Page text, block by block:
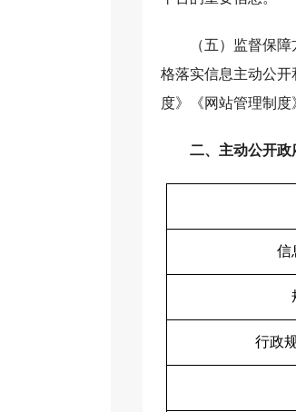
（五）监督保
格落实信息主动公
度》《网站管理制
二、主动公开政
信
行政